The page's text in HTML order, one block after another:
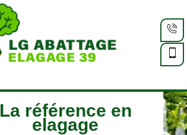
La référence en
elagage